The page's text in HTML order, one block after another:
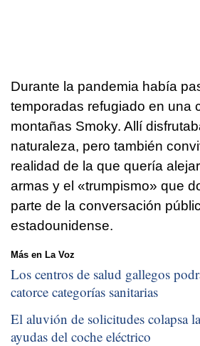
Durante la pandemia había
temporadas refugiado en una
montañas Smoky. Allí
naturaleza, pero también
realidad de la que quería
armas y el «trumpismo» que
parte de la conversación
estadounidense.
Más en La Voz
Los centros de salud gallegos
catorce categorías sanitarias
El aluvión de solicitudes colapsa
ayudas del coche eléctrico